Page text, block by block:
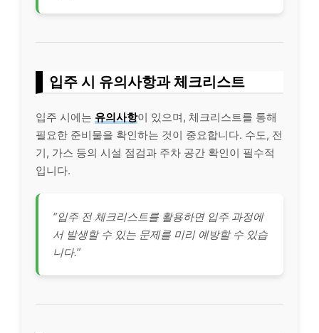
입주 시 유의사항과 체크리스트
입주 시에는 유의사항이 있으며, 체크리스트를 통해
필요한 준비물을 확인하는 것이 중요합니다. 수도, 전
기, 가스 등의 시설 점검과 주차 공간 확인이 필수적
입니다.
“입주 전 체크리스트를 활용하면 입주 과정에
서 발생할 수 있는 문제를 미리 예방할 수 있습
니다.”